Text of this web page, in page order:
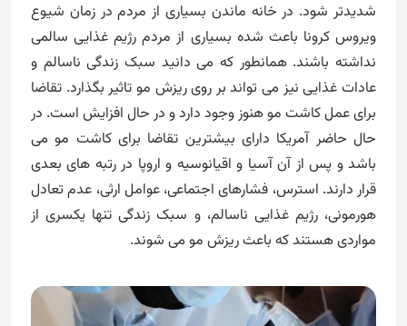
شدیدتر شود. در خانه ماندن بسیاری از مردم در زمان شیوع
ویروس کرونا باعث شده بسیاری از مردم رژیم غذایی سالمی
نداشته باشند. همانطور که می دانید سبک زندگی ناسالم و
عادات غذایی نیز می تواند بر روی ریزش مو تاثیر بگذارد. تقاضا
برای عمل کاشت مو هنوز وجود دارد و در حال افزایش است. در
حال حاضر آمریکا دارای بیشترین تقاضا برای کاشت مو می
باشد و پس از آن آسیا و اقیانوسیه و اروپا در رتبه های بعدی
قرار دارند. استرس، فشارهای اجتماعی، عوامل ارثی، عدم تعادل
هورمونی، رژیم غذایی ناسالم، و سبک زندگی تنها یکسری از
مواردی هستند که باعث ریزش مو می شوند.